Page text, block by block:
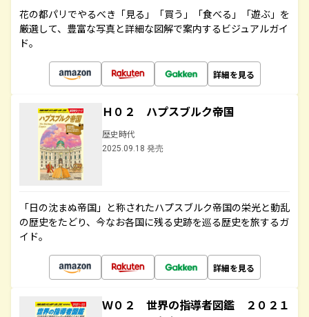
花の都パリでやるべき「見る」「買う」「食べる」「遊ぶ」を
厳選して、豊富な写真と詳細な図解で案内するビジュアルガイ
ド。
詳細を見る
Ｈ０２ ハプスブルク帝国
歴史時代
2025.09.18 発売
「日の沈まぬ帝国」と称されたハプスブルク帝国の栄光と動乱
の歴史をたどり、今なお各国に残る史跡を巡る歴史を旅するガ
イド。
詳細を見る
Ｗ０２ 世界の指導者図鑑 ２０２１